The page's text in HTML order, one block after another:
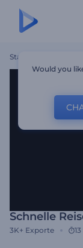
Startseite
Schnelle
3K+ Exporte
Would you